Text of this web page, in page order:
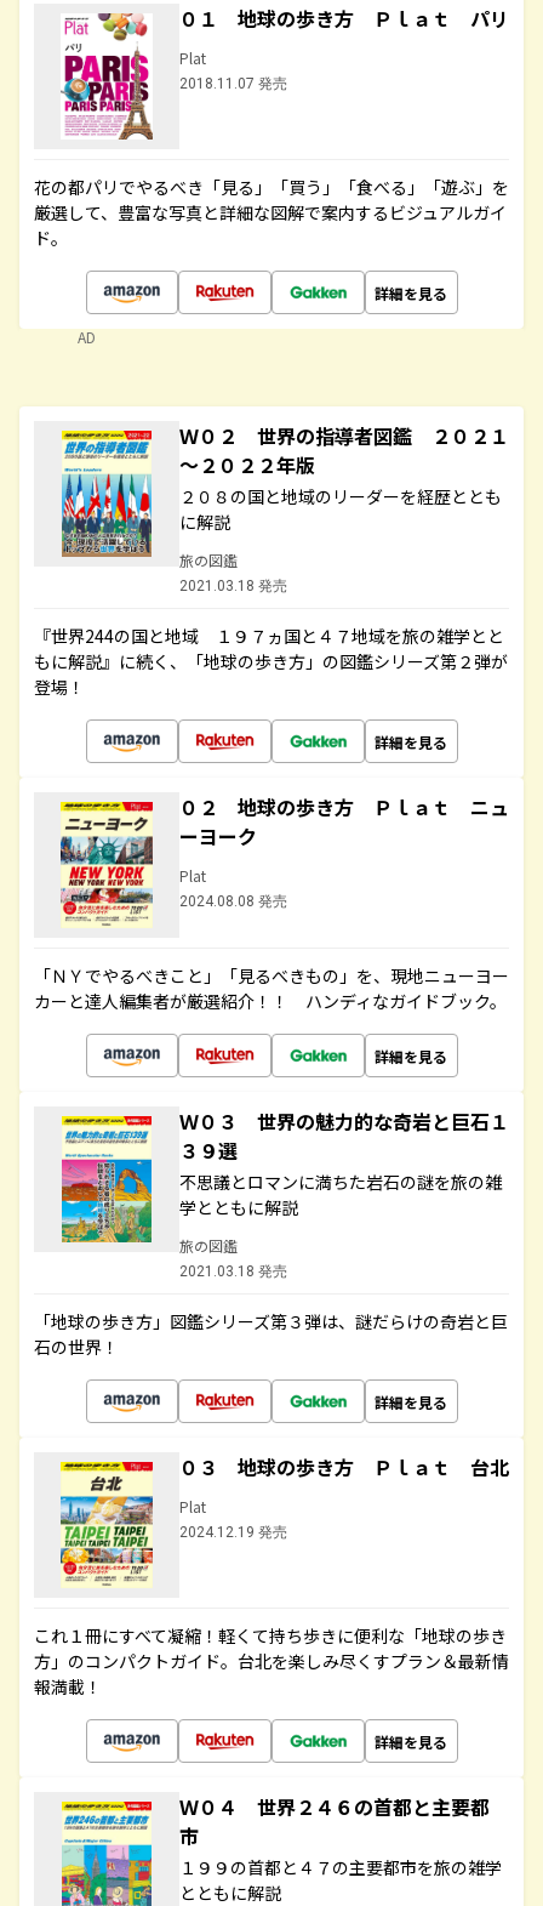
０１ 地球の歩き方 Ｐｌａｔ パリ
Plat
2018.11.07 発売
花の都パリでやるべき「見る」「買う」「食べる」「遊ぶ」を
厳選して、豊富な写真と詳細な図解で案内するビジュアルガイ
ド。
詳細を見る
AD
Ｗ０２ 世界の指導者図鑑 ２０２１
～２０２２年版
２０８の国と地域のリーダーを経歴ととも
に解説
旅の図鑑
2021.03.18 発売
『世界244の国と地域 １９７ヵ国と４７地域を旅の雑学とと
もに解説』に続く、「地球の歩き方」の図鑑シリーズ第２弾が
登場！
詳細を見る
０２ 地球の歩き方 Ｐｌａｔ ニュ
ーヨーク
Plat
2024.08.08 発売
「ＮＹでやるべきこと」「見るべきもの」を、現地ニューヨー
カーと達人編集者が厳選紹介！！ ハンディなガイドブック。
詳細を見る
Ｗ０３ 世界の魅力的な奇岩と巨石１
３９選
不思議とロマンに満ちた岩石の謎を旅の雑
学とともに解説
旅の図鑑
2021.03.18 発売
「地球の歩き方」図鑑シリーズ第３弾は、謎だらけの奇岩と巨
石の世界！
詳細を見る
０３ 地球の歩き方 Ｐｌａｔ 台北
Plat
2024.12.19 発売
これ１冊にすべて凝縮！軽くて持ち歩きに便利な「地球の歩き
方」のコンパクトガイド。台北を楽しみ尽くすプラン＆最新情
報満載！
詳細を見る
Ｗ０４ 世界２４６の首都と主要都
市
１９９の首都と４７の主要都市を旅の雑学
とともに解説